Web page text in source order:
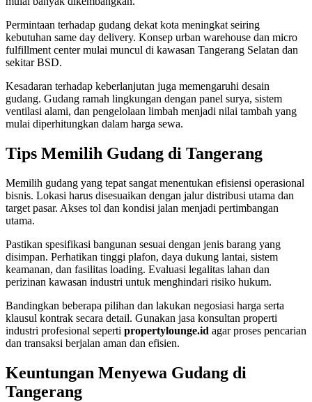
Permintaan terhadap gudang dekat kota meningkat seiring
kebutuhan same day delivery. Konsep urban warehouse dan micro
fulfillment center mulai muncul di kawasan Tangerang Selatan dan
sekitar BSD.
Kesadaran terhadap keberlanjutan juga memengaruhi desain
gudang. Gudang ramah lingkungan dengan panel surya, sistem
ventilasi alami, dan pengelolaan limbah menjadi nilai tambah yang
mulai diperhitungkan dalam harga sewa.
Tips Memilih Gudang di Tangerang
Memilih gudang yang tepat sangat menentukan efisiensi operasional
bisnis. Lokasi harus disesuaikan dengan jalur distribusi utama dan
target pasar. Akses tol dan kondisi jalan menjadi pertimbangan
utama.
Pastikan spesifikasi bangunan sesuai dengan jenis barang yang
disimpan. Perhatikan tinggi plafon, daya dukung lantai, sistem
keamanan, dan fasilitas loading. Evaluasi legalitas lahan dan
perizinan kawasan industri untuk menghindari risiko hukum.
Bandingkan beberapa pilihan dan lakukan negosiasi harga serta
klausul kontrak secara detail. Gunakan jasa konsultan properti
industri profesional seperti propertylounge.id agar proses pencarian
dan transaksi berjalan aman dan efisien.
Keuntungan Menyewa Gudang di
Tangerang